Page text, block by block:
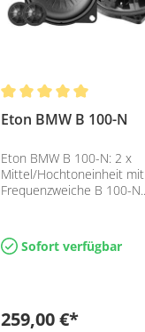
Eton BMW B 100-N
Eton BMW B 100-N: 2 x
Mittel/Hochtoneinheit mit
Frequenzweiche B 100-N.
Sofort verfügbar
259,00 €*